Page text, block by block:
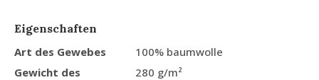
Eigenschaften
Art des Gewebes
100% baumwolle
Gewicht des
280 g/m²